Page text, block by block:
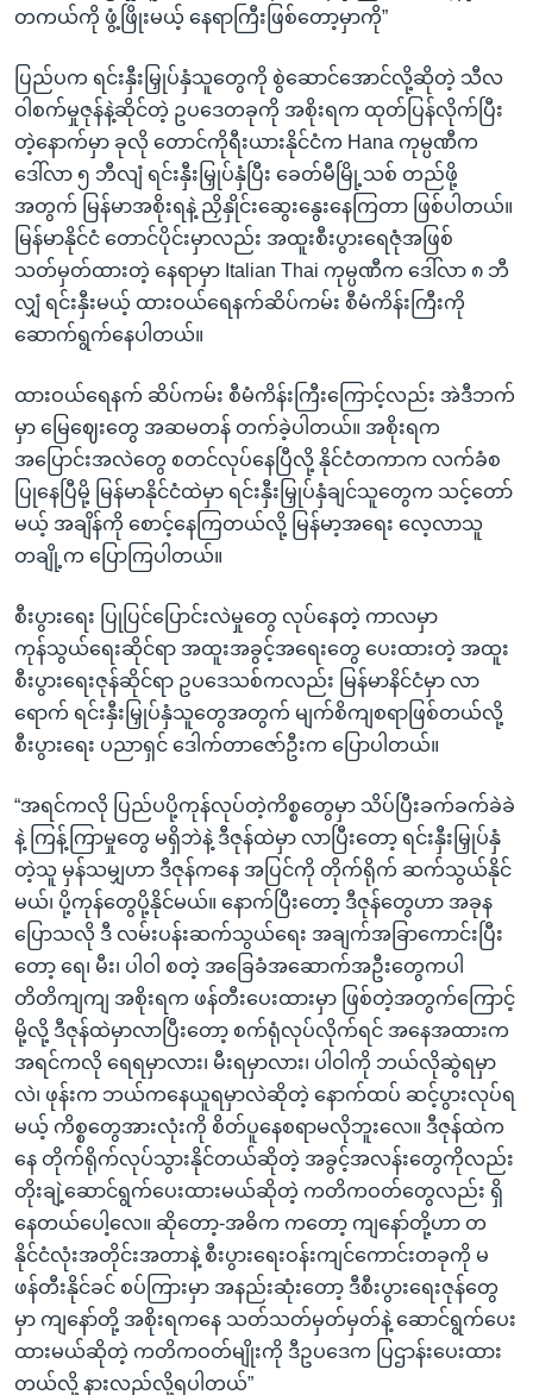
တကယ်ကို ဖွံ့ဖြိုးမယ့် နေရာကြီးဖြစ်တော့မှာကို”
ပြည်ပက ရင်းနှီးမြှုပ်နှံသူတွေကို စွဲဆောင်အောင်လို့ဆိုတဲ့ သီလ
ဝါစက်မှုဇုန်နဲ့ဆိုင်တဲ့ ဥပဒေတခုကို အစိုးရက ထုတ်ပြန်လိုက်ပြီး
တဲ့နောက်မှာ ခုလို တောင်ကိုရီးယားနိုင်ငံက Hana ကုမ္ပဏီက
ဒေါ်လာ ၅ ဘီလျံ ရင်းနှီးမြှုပ်နှံပြီး ခေတ်မီမြို့သစ် တည်ဖို့
အတွက် မြန်မာအစိုးရနဲ့ ညှိနှိုင်းဆွေးနွေးနေကြတာ ဖြစ်ပါတယ်။
မြန်မာနိုင်ငံ တောင်ပိုင်းမှာလည်း အထူးစီးပွားရေဇုံအဖြစ်
သတ်မှတ်ထားတဲ့ နေရာမှာ Italian Thai ကုမ္ပဏီက ဒေါ်လာ ၈ ဘီ
လျှံ ရင်းနှီးမယ့် ထားဝယ်ရေနက်ဆိပ်ကမ်း စီမံကိန်းကြီးကို
ဆောက်ရွက်နေပါတယ်။
ထားဝယ်ရေနက် ဆိပ်ကမ်း စီမံကိန်းကြီးကြောင့်လည်း အဲဒီဘက်
မှာ မြေဈေးတွေ အဆမတန် တက်ခဲ့ပါတယ်။ အစိုးရက
အပြောင်းအလဲတွေ စတင်လုပ်နေပြီလို့ နိုင်ငံတကာက လက်ခံစ
ပြုနေပြီမို့ မြန်မာနိုင်ငံထဲမှာ ရင်းနှီးမြှုပ်နှံချင်သူတွေက သင့်တော်
မယ့် အချိန်ကို စောင့်နေကြတယ်လို့ မြန်မာ့အရေး လေ့လာသူ
တချို့က ပြောကြပါတယ်။
စီးပွားရေး ပြုပြင်ပြောင်းလဲမှုတွေ လုပ်နေတဲ့ ကာလမှာ
ကုန်သွယ်ရေးဆိုင်ရာ အထူးအခွင့်အရေးတွေ ပေးထားတဲ့ အထူး
စီးပွားရေးဇုန်ဆိုင်ရာ ဥပဒေသစ်ကလည်း မြန်မာနိင်ငံမှာ လာ
ရောက် ရင်းနှီးမြှုပ်နှံသူတွေအတွက် မျက်စိကျစရာဖြစ်တယ်လို့
စီးပွားရေး ပညာရှင် ဒေါက်တာဇော်ဦးက ပြောပါတယ်။
“အရင်ကလို ပြည်ပပို့ကုန်လုပ်တဲ့ကိစ္စတွေမှာ သိပ်ပြီးခက်ခက်ခဲခဲ
နဲ့ ကြန့်ကြာမှုတွေ မရှိဘဲနဲ့ ဒီဇုန်ထဲမှာ လာပြီးတော့ ရင်းနှီးမြှုပ်နှံ
တဲ့သူ မှန်သမျှဟာ ဒီဇုန်ကနေ အပြင်ကို တိုက်ရိုက် ဆက်သွယ်နိုင်
မယ်၊ ပို့ကုန်တွေပို့နိုင်မယ်။ နောက်ပြီးတော့ ဒီဇုန်တွေဟာ အခုန
ပြောသလို ဒီ လမ်းပန်းဆက်သွယ်ရေး အချက်အခြာကောင်းပြီး
တော့ ရေ၊ မီး၊ ပါဝါ စတဲ့ အခြေခံအဆောက်အဦးတွေကပါ
တိတိကျကျ အစိုးရက ဖန်တီးပေးထားမှာ ဖြစ်တဲ့အတွက်ကြောင့်
မို့လို့ ဒီဇုန်ထဲမှာလာပြီးတော့ စက်ရုံလုပ်လိုက်ရင် အနေအထားက
အရင်ကလို ရေရမှာလား၊ မီးရမှာလား၊ ပါဝါကို ဘယ်လိုဆွဲရမှာ
လဲ၊ ဖုန်းက ဘယ်ကနေယူရမှာလဲဆိုတဲ့ နောက်ထပ် ဆင့်ပွားလုပ်ရ
မယ့် ကိစ္စတွေအားလုံးကို စိတ်ပူနေစရာမလိုဘူးလေ။ ဒီဇုန်ထဲက
နေ တိုက်ရိုက်လုပ်သွားနိုင်တယ်ဆိုတဲ့ အခွင့်အလန်းတွေကိုလည်း
တိုးချဲ့ဆောင်ရွက်ပေးထားမယ်ဆိုတဲ့ ကတိကဝတ်တွေလည်း ရှိ
နေတယ်ပေါ့လေ။ ဆိုတော့-အဓိက ကတော့ ကျနော်တို့ဟာ တ
နိုင်ငံလုံးအတိုင်းအတာနဲ့ စီးပွားရေးဝန်းကျင်ကောင်းတခုကို မ
ဖန်တီးနိုင်ခင် စပ်ကြားမှာ အနည်းဆုံးတော့ ဒီစီးပွားရေးဇုန်တွေ
မှာ ကျနော်တို့ အစိုးရကနေ သတ်သတ်မှတ်မှတ်နဲ့ ဆောင်ရွက်ပေး
ထားမယ်ဆိုတဲ့ ကတိကဝတ်မျိုးကို ဒီဥပဒေက ပြဌာန်းပေးထား
တယ်လို့ နားလည်လို့ရပါတယ်”